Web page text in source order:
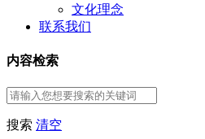
文化理念
联系我们
内容检索
搜索 清空